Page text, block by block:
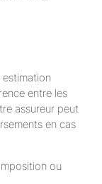
estimation
entre les
assureur peut
en cas
ou